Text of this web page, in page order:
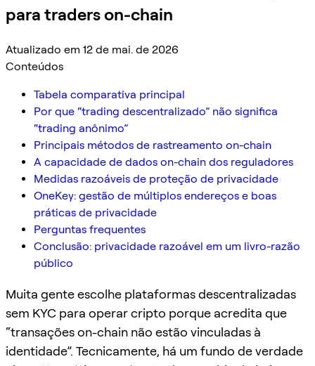
para traders on-chain
Atualizado em 12 de mai. de 2026
Conteúdos
Tabela comparativa principal
Por que “trading descentralizado” não significa
“trading anônimo”
Principais métodos de rastreamento on-chain
A capacidade de dados on-chain dos reguladores
Medidas razoáveis de proteção de privacidade
OneKey: gestão de múltiplos endereços e boas
práticas de privacidade
Perguntas frequentes
Conclusão: privacidade razoável em um livro-razão
público
Muita gente escolhe plataformas descentralizadas
sem KYC para operar cripto porque acredita que
“transações on-chain não estão vinculadas à
identidade”. Tecnicamente, há um fundo de verdade